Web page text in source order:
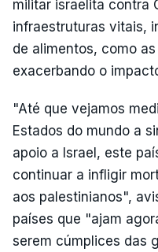
militar israelita contra
infraestruturas vitais,
de alimentos, como
exacerbando o
"Até que vejamos
Estados do mundo a
apoio a Israel, este
continuar a infligir
aos palestinianos",
países que "ajam
serem cúmplices das